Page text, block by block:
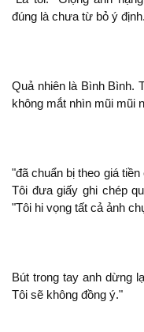
đúng là chưa từ bỏ ý
Quả nhiên là Bình Bình.
mắt nhìn mũi mũi
" chuẩn bị theo giá tiền
Tôi đưa giấy ghi chép
"Tôi hi vọng tất cả ảnh
Bút trong tay dừng
Tôi
đồng ý."